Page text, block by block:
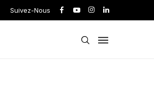
Suivez-Nous